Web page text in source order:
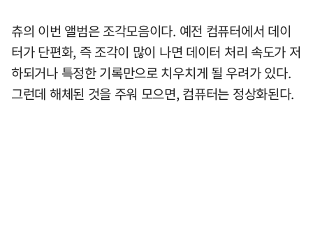
츄의 이번 앨범은 조각모음이다. 예전 컴퓨터에서 데이
터가 단편화, 즉 조각이 많이 나면 데이터 처리 속도가 저
하되거나 특정한 기록만으로 치우치게 될 우려가 있다.
그런데 해체된 것을 주워 모으면, 컴퓨터는 정상화된다.